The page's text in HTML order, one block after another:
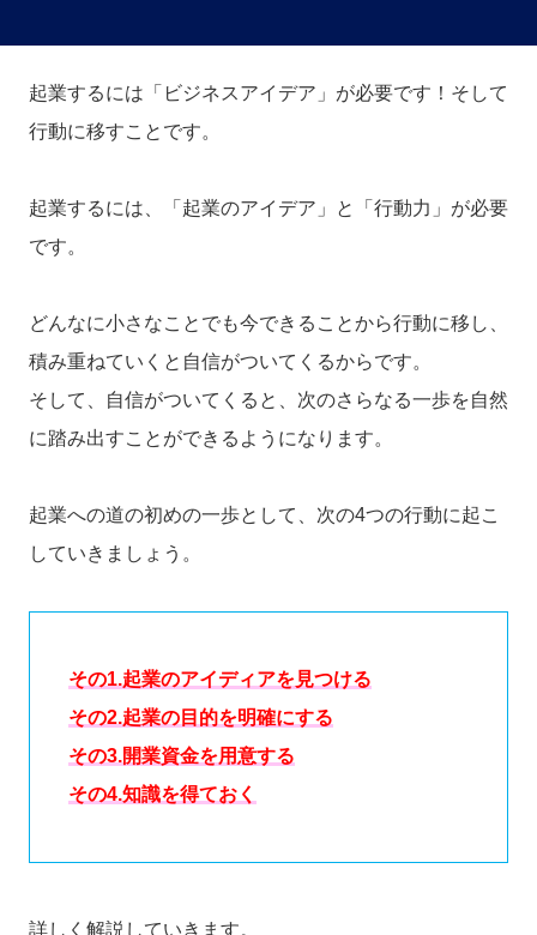
起業するには「ビジネスアイデア」が必要です！そして
行動に移すことです。
起業するには、「起業のアイデア」と「行動力」が必要
です。
どんなに小さなことでも今できることから行動に移し、
積み重ねていくと自信がついてくるからです。
そして、自信がついてくると、次のさらなる一歩を自然
に踏み出すことができるようになります。
起業への道の初めの一歩として、次の4つの行動に起こ
していきましょう。
その1.起業のアイディアを見つける
その2.起業の目的を明確にする
その3.開業資金を用意する
その4.知識を得ておく
詳しく解説していきます。